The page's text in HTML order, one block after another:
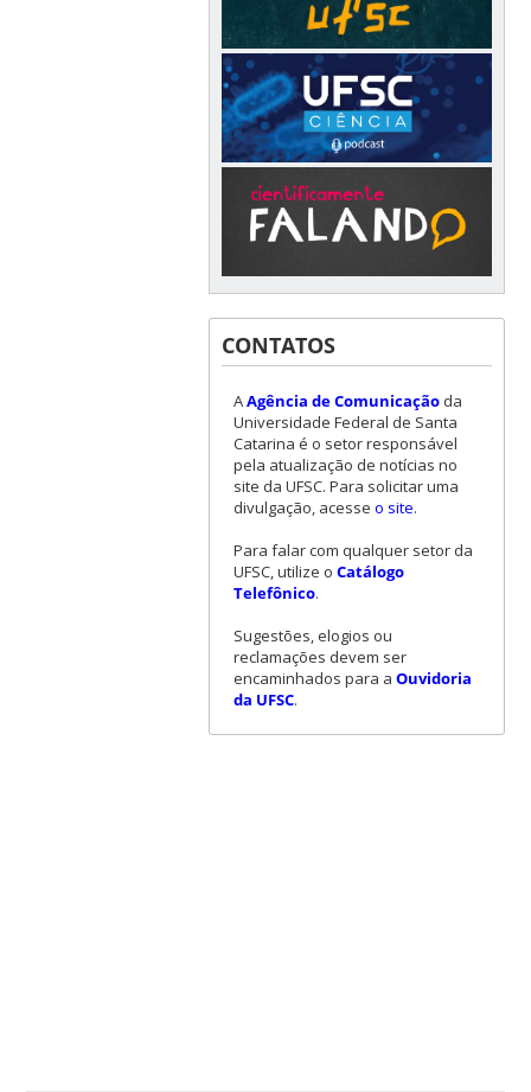
CONTATOS
AAgência de Comunicaçãoda
Universidade Federal de Santa
Catarina é o setor responsável
pela atualização de notícias no
site da UFSC. Para solicitar uma
divulgação, acesse o site.
Para falar com qualquer setor da
UFSC, utilize o Catálogo
Telefônico.
Sugestões, elogios ou
reclamações devem ser
encaminhados para a Ouvidoria
da UFSC.